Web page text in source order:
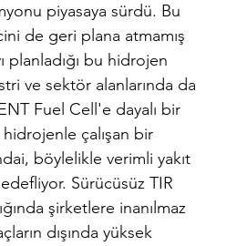
piyasaya sürdü. Bu
de geri plana atmamış
planladığı bu hidrojen
ve sektör alanlarında da
Fuel Cell'e dayalı bir
çalışan bir
böylelikle verimli yakıt
Sürücüsüz TIR
şirketlere inanılmaz
dışında yüksek